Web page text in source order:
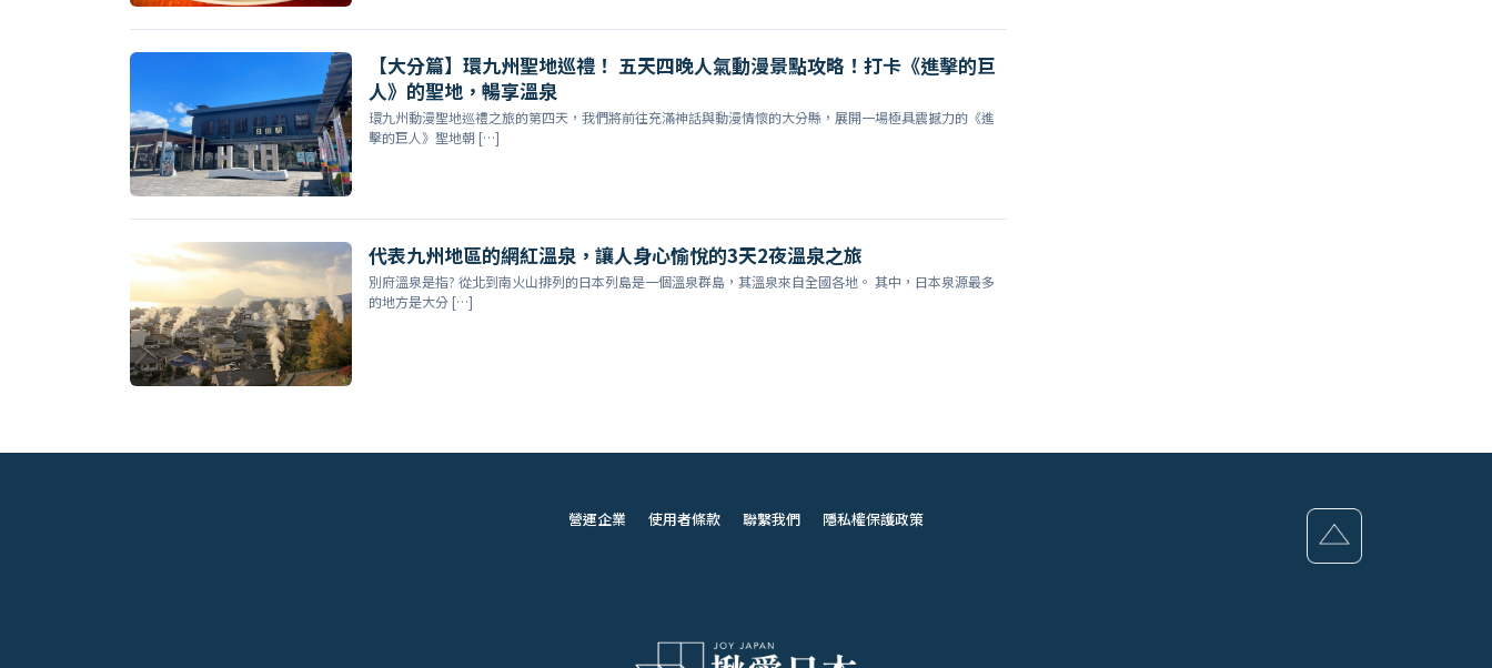
【大分篇】環九州聖地巡禮！ 五天四晚人氣動漫景點攻略！打卡《進擊的巨
人》的聖地，暢享溫泉
環九州動漫聖地巡禮之旅的第四天，我們將前往充滿神話與動漫情懷的大分縣，展開一場極具震撼力的《進
擊的巨人》聖地朝 […]
代表九州地區的網紅溫泉，讓人身心愉悅的3天2夜溫泉之旅
別府溫泉是指? 從北到南火山排列的日本列島是一個溫泉群島，其溫泉來自全國各地。 其中，日本泉源最多
的地方是大分 […]
營運企業 使用者條款 聯繫我們 隱私權保護政策